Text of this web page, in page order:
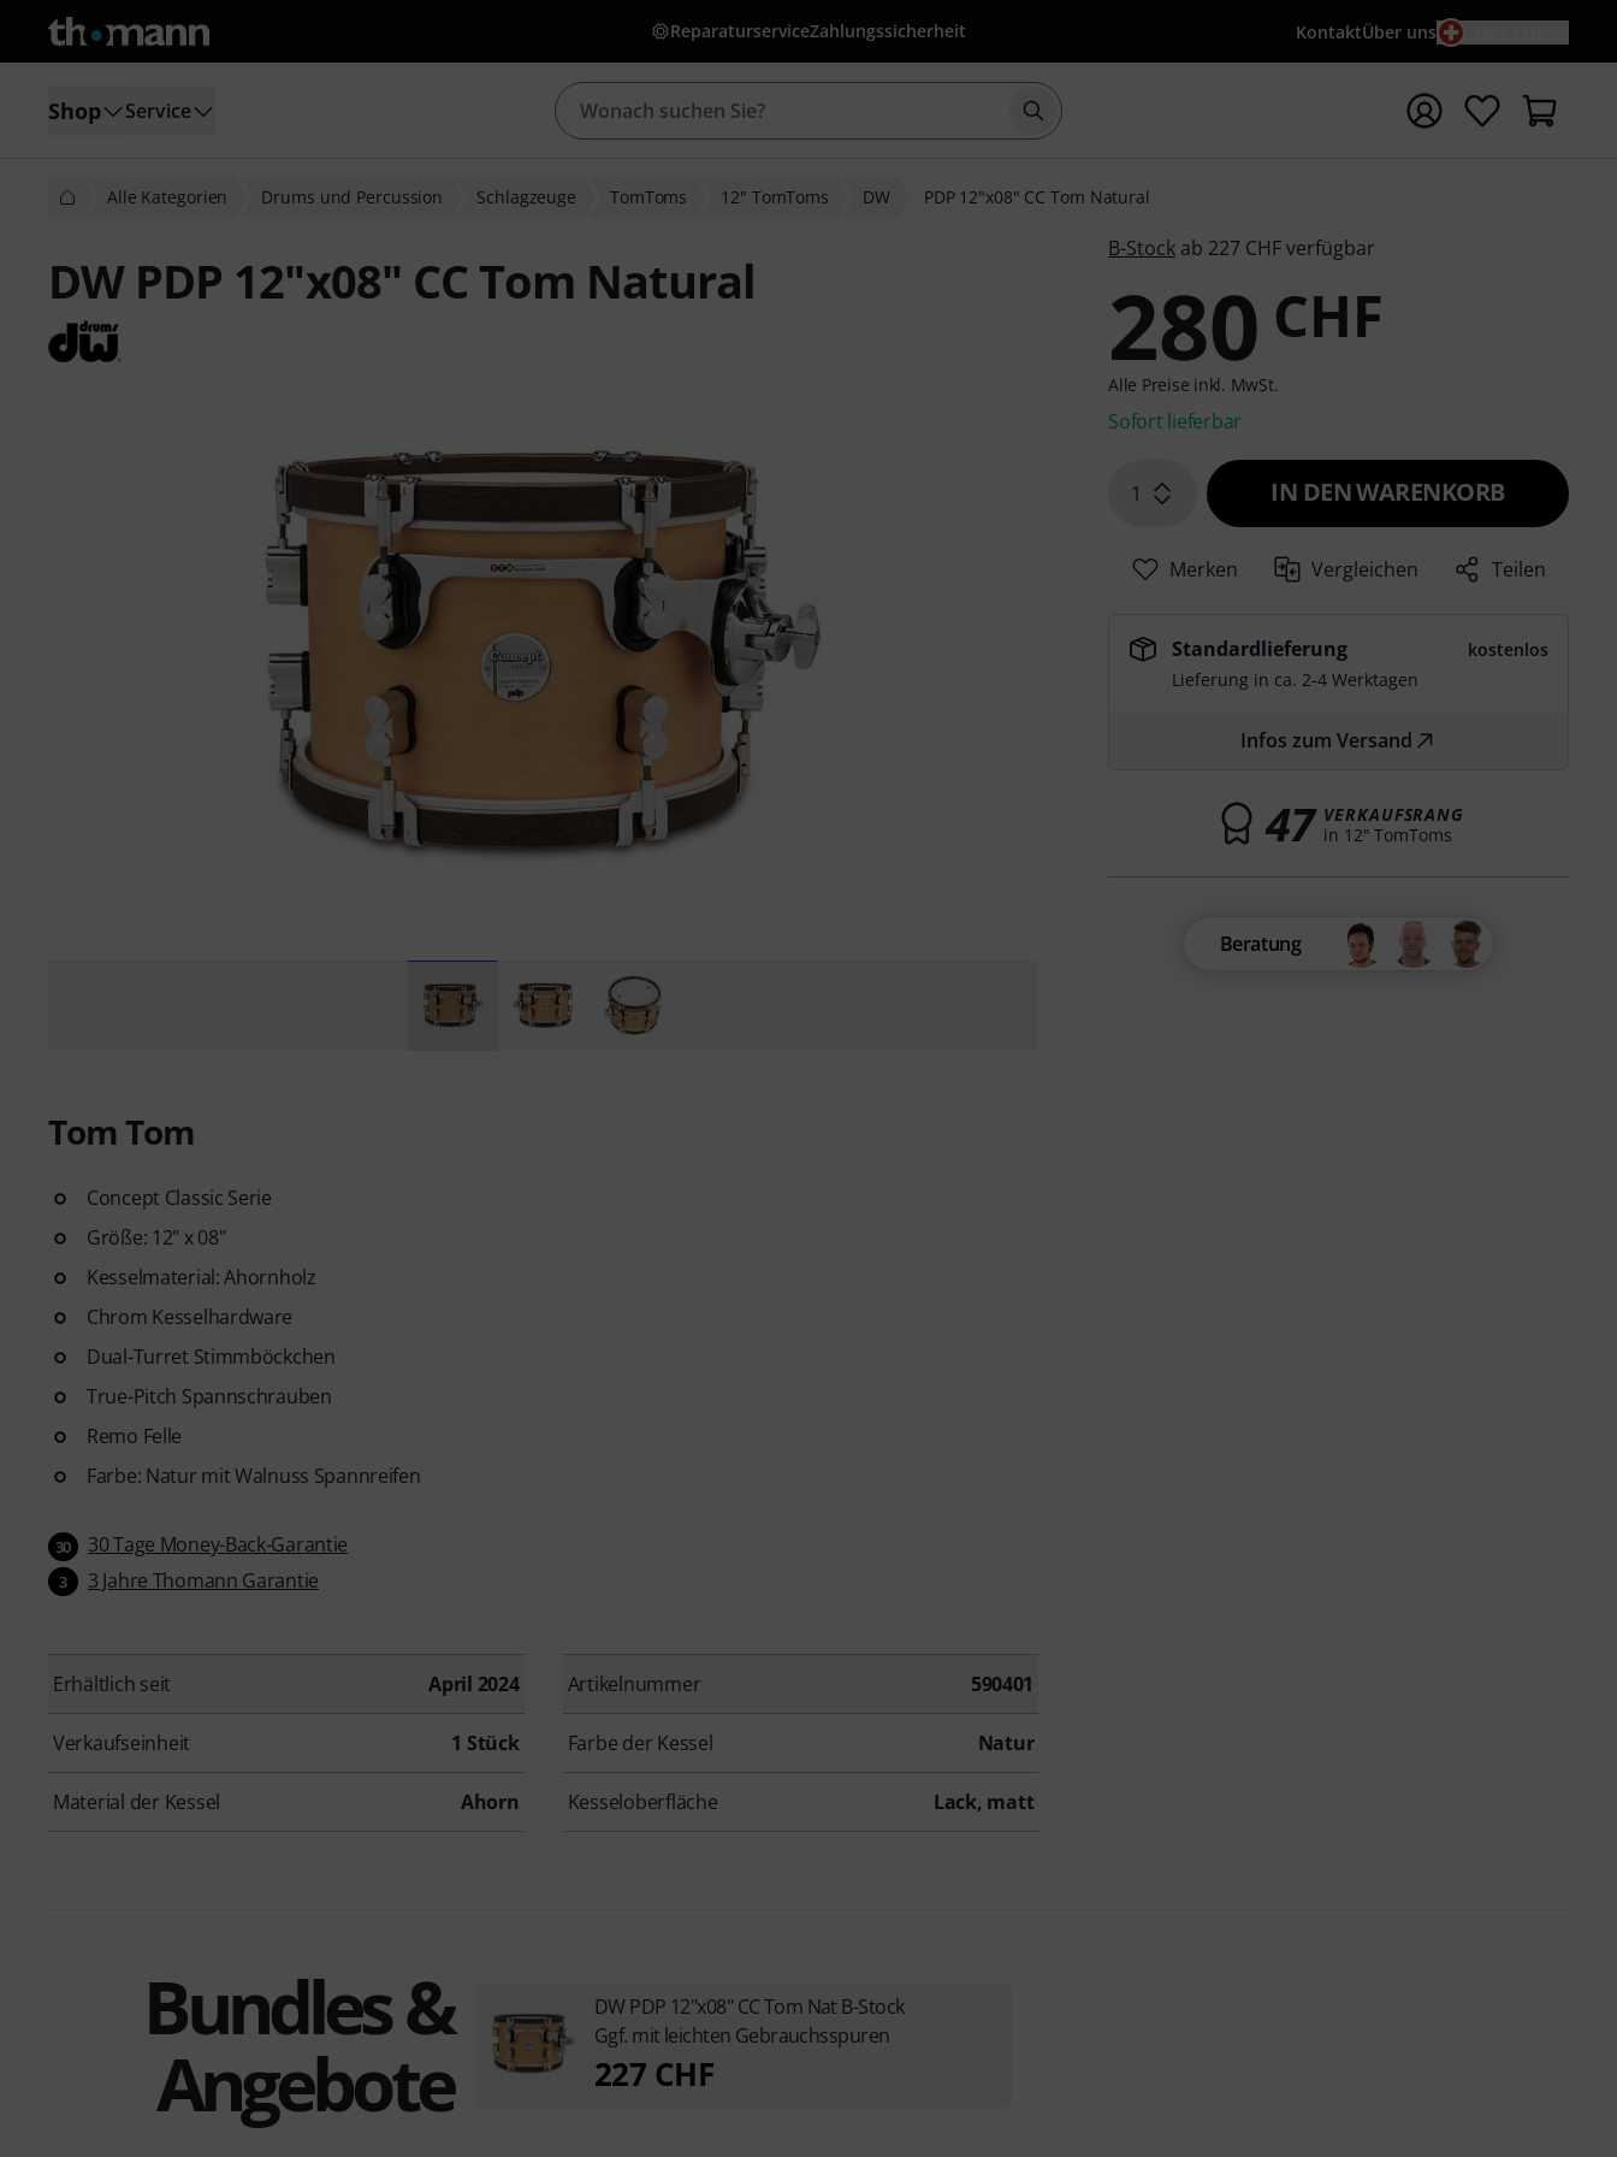
ReparaturserviceZahlungssicherheit KontaktÜber uns
Shop Service Suche mit Suchwort {searchTerm} starten
Alle Kategorien Drums und Percussion Schlagzeuge TomToms 12" TomToms DW PDP 12"x08" CC Tom Natural
DW PDP 12"x08" CC Tom Natural
Tom Tom
Concept Classic Serie
Größe: 12" x 08"
Kesselmaterial: Ahornholz
Chrom Kesselhardware
Dual-Turret Stimmböckchen
True-Pitch Spannschrauben
Remo Felle
Farbe: Natur mit Walnuss Spannreifen
30 30 Tage Money-Back-Garantie
3 3 Jahre Thomann Garantie
Erhältlich seit April 2024 Artikelnummer 590401
Verkaufseinheit 1 Stück Farbe der Kessel Natur
Material der Kessel Ahorn Kesseloberfläche Lack, matt
B-Stock ab 227 CHF verfügbar
280 CHF
Alle Preise inkl. MwSt.
Sofort lieferbar
1 IN DEN WARENKORB
Merken Vergleichen Teilen
Standardlieferung
kostenlos
Lieferung in ca. 2-4 Werktagen
Infos zum Versand
47 VERKAUFSRANG
in 12" TomToms
Beratung
Bundles &
Angebote
DW PDP 12"x08" CC Tom Nat B-Stock
Ggf. mit leichten Gebrauchsspuren
227 CHF